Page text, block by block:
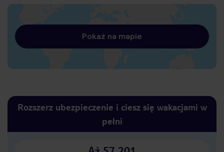
Pokaż na mapie
Rozszerz ubezpieczenie i ciesz się wakacjami w
pełni